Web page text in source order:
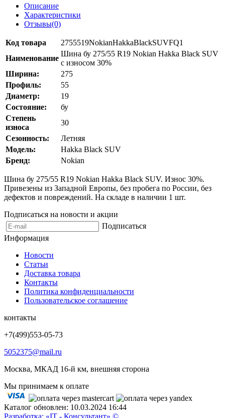
Описание
Характеристики
Отзывы(0)
Код товара
2755519NokianHakkaBlackSUVFQ1
Наименование
Шина бу 275/55 R19 Nokian Hakka Black SUV
с износом 30%
Ширина:
275
Профиль:
55
Диаметр:
19
Состояние:
бу
Степень
износа
30
Сезонность:
Летняя
Модель:
Hakka Black SUV
Бренд:
Nokian
Шина бу 275/55 R19 Nokian Hakka Black SUV. Износ 30%.
Привезены из Западной Европы, без пробега по России, без
дефектов и повреждений. На складе в наличии 1 шт.
Подписаться на новости и акции
Подписаться
Информация
Новости
Статьи
Доставка товара
Контакты
Политика конфиденциальности
Пользовательское соглашение
контакты
+7(499)553-05-73
5052375@mail.ru
Москва, МКАД 16-й км, внешняя сторона
Мы принимаем к оплате
Каталог обновлен: 10.03.2024 16:44
Разработка: «IT - Консультант» ©